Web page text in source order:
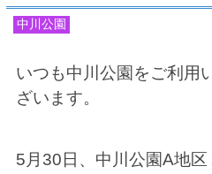
中川公園
いつも中川公園をご利用
ざいます。
5月30日、中川公園A地区